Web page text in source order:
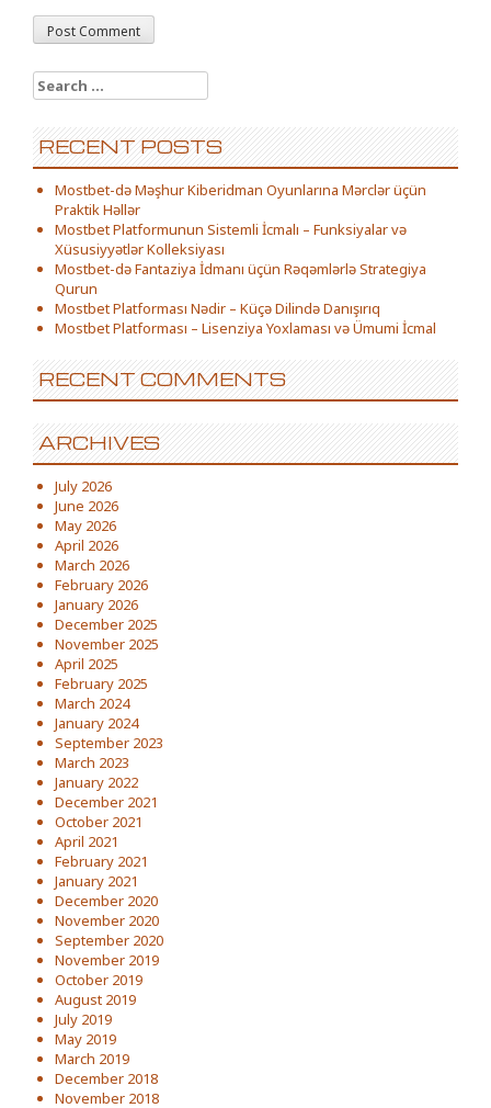
Search for:
RECENT POSTS
Mostbet-də Məşhur Kiberidman Oyunlarına Mərclər üçün
Praktik Həllər
Mostbet Platformunun Sistemli İcmalı – Funksiyalar və
Xüsusiyyətlər Kolleksiyası
Mostbet-də Fantaziya İdmanı üçün Rəqəmlərlə Strategiya
Qurun
Mostbet Platforması Nədir – Küçə Dilində Danışırıq
Mostbet Platforması – Lisenziya Yoxlaması və Ümumi İcmal
RECENT COMMENTS
ARCHIVES
July 2026
June 2026
May 2026
April 2026
March 2026
February 2026
January 2026
December 2025
November 2025
April 2025
February 2025
March 2024
January 2024
September 2023
March 2023
January 2022
December 2021
October 2021
April 2021
February 2021
January 2021
December 2020
November 2020
September 2020
November 2019
October 2019
August 2019
July 2019
May 2019
March 2019
December 2018
November 2018